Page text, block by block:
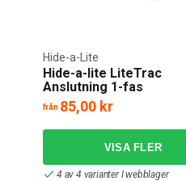
Hide-a-lite LiteTrac
Anslutning 1-fas
Hide-a-Lite
från 85,00 kr
4 av 4 varianter I webblager